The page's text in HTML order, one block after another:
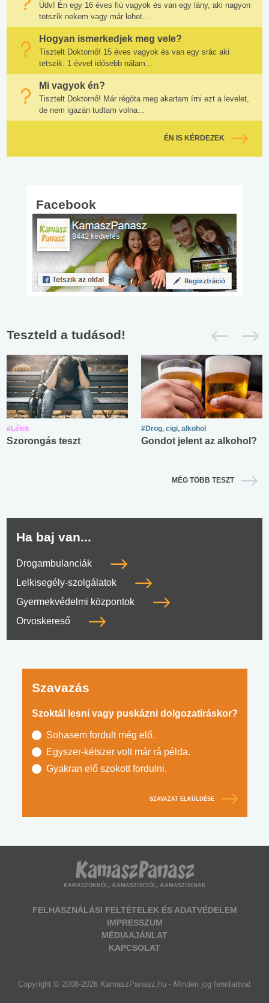
Üdv! Én egy 16 éves fiú vagyok és van egy lány, aki nagyon
tetszik nekem vagy már lehet...
Hogyan ismerkedjek meg vele?
Tisztelt Doktornő! 15 éves vagyok és van egy srác aki
tetszik. 1 évvel idősebb nálam...
Mi vagyok én?
Tisztelt Doktornő! Már régóta meg akartam írni ezt a levelet,
de nem igazán tudtam volna...
ÉN IS KÉRDEZEK
Facebook
Teszteld a tudásod!
#Lélek
Szorongás teszt
#Drog, cigi, alkohol
Gondot jelent az alkohol?
MÉG TÖBB TESZT
Ha baj van...
Drogambulanciák
Lelkisegély-szolgálatok
Gyermekvédelmi központok
Orvoskereső
Szavazás
Szoktál lesni vagy puskázni dolgozatíráskor?
Sohasem fordult még elő.
Egyszer-kétszer volt már rá példa.
Gyakran elő szokott fordulni.
SZAVAZAT ELKÜLDÉSE
KAMASZOKRÓL, KAMASZOKTÓL, KAMASZOKNAK
FELHASZNÁLÁSI FELTÉTELEK ÉS ADATVÉDELEM
IMPRESSZUM
MÉDIAAJÁNLAT
KAPCSOLAT
Copyright © 2008-2026 KamaszPanasz.hu - Minden jog fenntartva!